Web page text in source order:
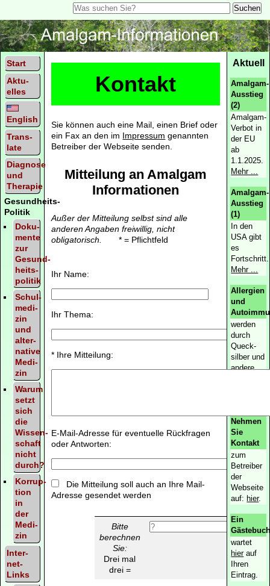
Start
Aktu­
elles
English
Trans­
late
Diagnose
und
Therapie
Gesundheits-
Politik
Doku­
mente
zur
Gesund­
heits­
politik
Schul­
medi­
zin
und
alter­
native
Medi­
zin
Warum
setzt
sich
die
Wissen­
schaft
nicht
durch?
Korrup­
tion
in
der
Medi­
zin
Inter­
net-
Links
Kontakt
Sie können auch eine Mail, einen Brief oder
ein Fax an den im Impressum genannten
Betreiber der Webseite senden.
Mitteilung an Amalgam
Informationen
Außer der Mitteilung selbst sind alle
anderen Angaben freiwillig, nicht
obligatorisch.
* = Pflichtfeld
Ihr Name:
Ihr Thema:
* Ihre Mitteilung:
E-Mail-Adresse für eventuelle Rückfragen
oder Antworten:
Die Mitteilung soll auch an Ihre Mail-
Adresse gesendet werden
Bitte
berechnen
Sie:
Drei mal
drei =
Aktuell
Amalgam-
Ausstieg
(2)
Amalgam-
Verbot in
der EU
ab
1.1.2025.
Mehr ...
Amalgam-
Ausstieg
(1)
In den
USA gibt
es
Fortschritt.
Mehr ...
Allergien
und
werden
durch
Queck­
silber und
andere
Nehmen
Sie
Kontakt
zum
Betreiber
der
Webseite
auf: hier.
Ein
wartet
hierauf
Ihren
Eintrag.